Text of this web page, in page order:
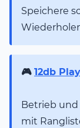
Speichere
🎮 12db Play
Betrieb und
mit